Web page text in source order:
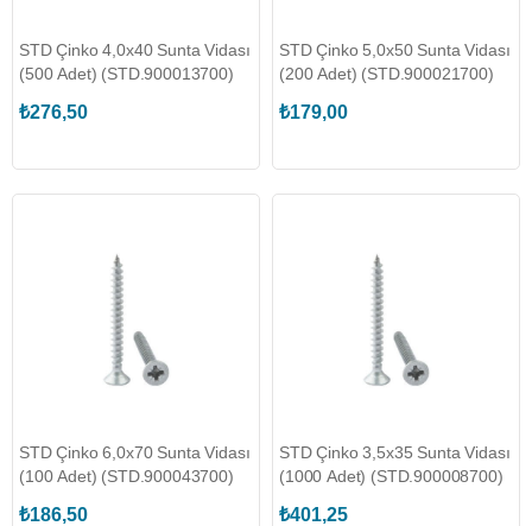
STD Çinko 4,0x40 Sunta Vidası
(500 Adet) (STD.900013700)
₺276,50
STD Çinko 5,0x50 Sunta Vidası
(200 Adet) (STD.900021700)
₺179,00
STD Çinko 6,0x70 Sunta Vidası
(100 Adet) (STD.900043700)
₺186,50
STD Çinko 3,5x35 Sunta Vidası
(1000 Adet) (STD.900008700)
₺401,25